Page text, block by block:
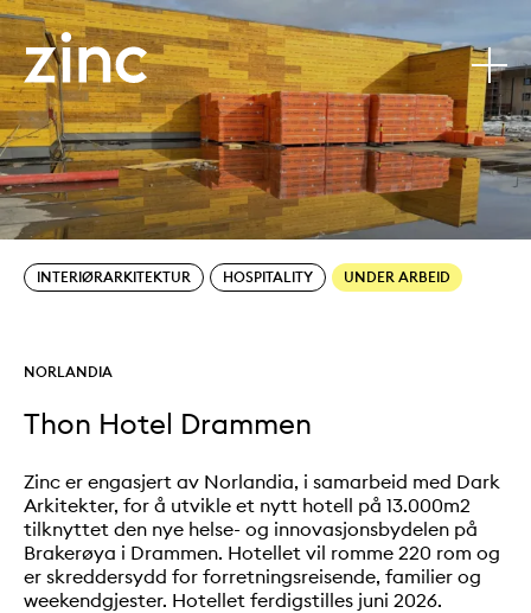
Thon Hotel Drammen
Tjenester:
INTERIØRARKITEKTUR Sectors:
HOSPITALITY UNDER ARBEID
Kunde:
NORLANDIA
Thon Hotel Drammen
Zinc er engasjert av Norlandia, i samarbeid med Dark
Arkitekter, for å utvikle et nytt hotell på 13.000m2
tilknyttet den nye helse- og innovasjonsbydelen på
Brakerøya i Drammen. Hotellet vil romme 220 rom og
er skreddersydd for forretningsreisende, familier og
weekendgjester. Hotellet ferdigstilles juni 2026.